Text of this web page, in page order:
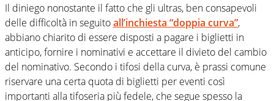
Il diniego nonostante il fatto che gli ultras, ben consapevoli
delle difficoltà in seguitoall’inchiesta “doppia curva”,
abbiano chiarito di essere disposti a pagare i biglietti in
anticipo, fornire i nominativi e accettare il divieto del cambio
del nominativo. Secondo i tifosi della curva, è prassi comune
riservare una certa quota di biglietti per eventi così
importanti alla tifoseria più fedele, che segue spesso la